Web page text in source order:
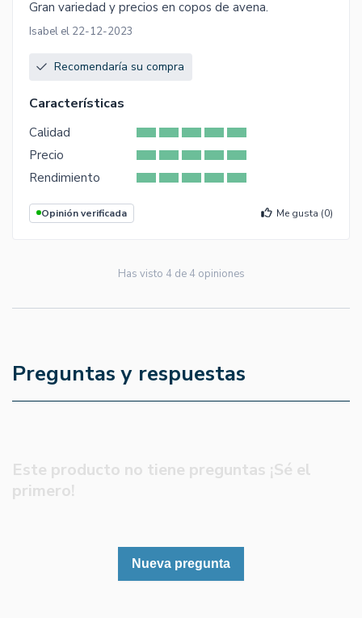
Gran variedad y precios en copos de avena.
Isabel el 22-12-2023
Recomendaría su compra
Características
Calidad
Precio
Rendimiento
Opinión verificada Me gusta (0)
Has visto 4de 4opiniones
Preguntas y respuestas
Este producto no tiene preguntas ¡Sé el
primero!
Nueva pregunta